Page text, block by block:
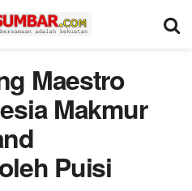
Maestro
Makmur
Puisi